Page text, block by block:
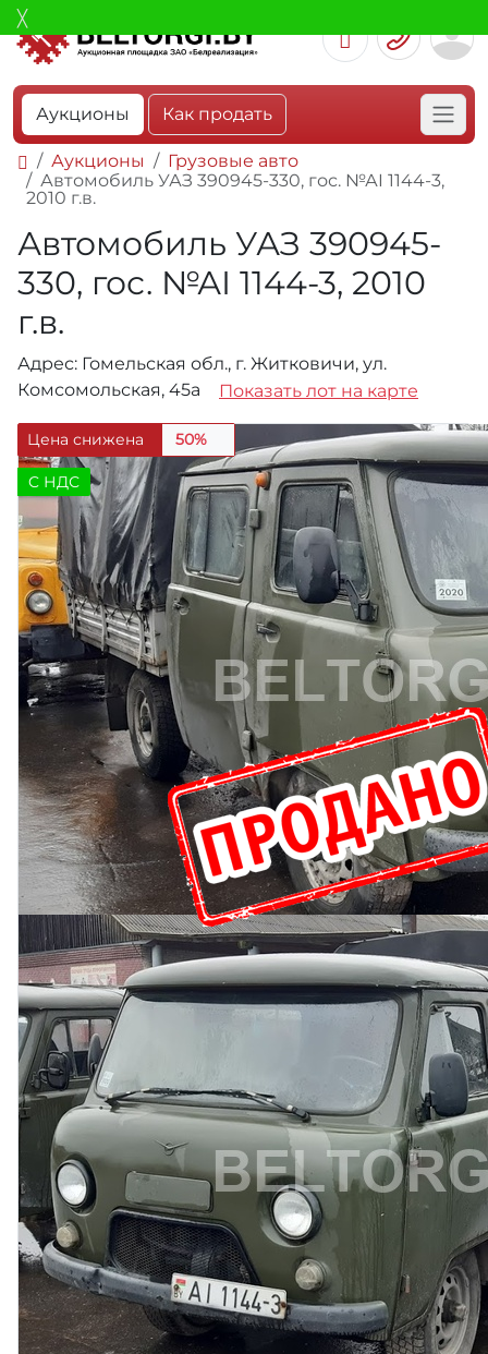
Аукционы Как продать
Аукционы
Грузовые авто
Автомобиль УАЗ 390945-330, гос. №АI 1144-3,
2010 г.в.
Автомобиль УАЗ 390945-
330, гос. №АI 1144-3, 2010
г.в.
Адрес: Гомельская обл., г. Житковичи, ул.
Комсомольская, 45а
Показать лот на карте
Цена снижена 50%
C НДС